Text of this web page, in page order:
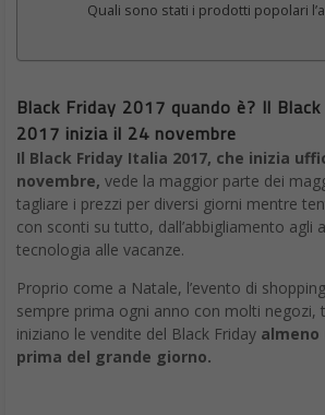
Quali sono stati i prodotti popolari
Black Friday 2017 quando è? Il
2017 inizia il 24 novembre
Il Black Friday Italia 2017, che inizia
novembre, vede la maggior parte dei
tagliare i prezzi per diversi giorni mentre
con sconti su tutto, dall’abbigliamento agli
tecnologia alle vacanze.
Proprio come a Natale, l’evento di
sempre prima ogni anno con molti negozi,
iniziano le vendite del Black Friday
prima del grande giorno.